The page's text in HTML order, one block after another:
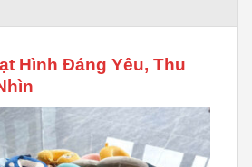
Hình Đáng Yêu, Thu